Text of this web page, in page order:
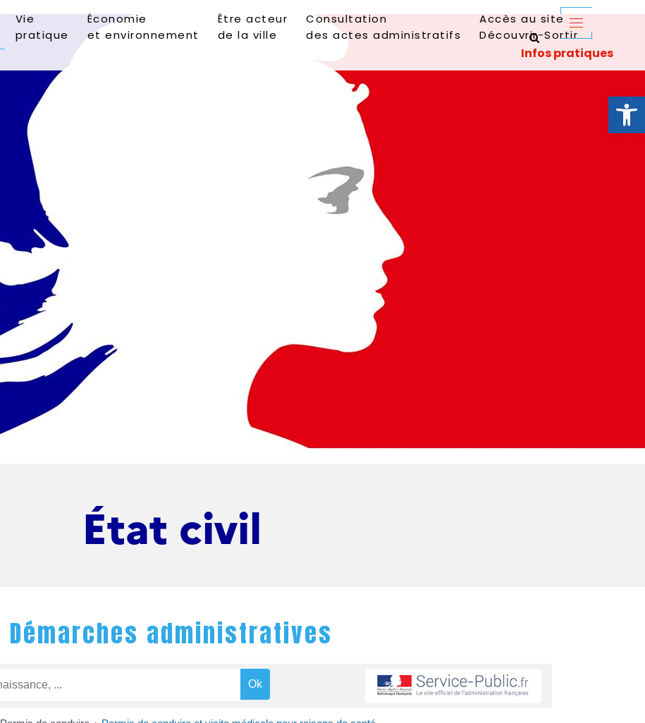
Ouvrir
Vie
pratique
Économie
et environnement
Être acteur
de la ville
Consultation
des actes administratifs
Accès au site
Découvrir-Sortir
État civil
Démarches administratives